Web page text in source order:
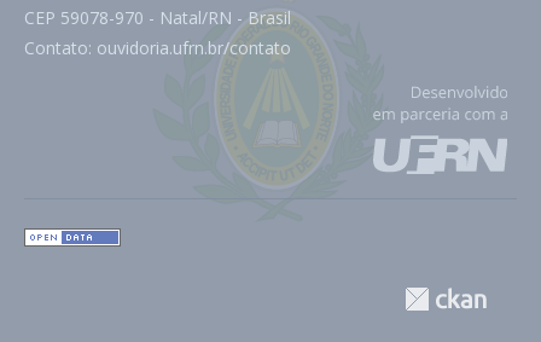
CEP 59078-970 - Natal/RN - Brasil
Contato: ouvidoria.ufrn.br/contato